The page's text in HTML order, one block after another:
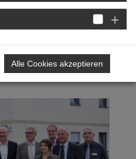
Wohnen
Alle Cookies akzeptieren